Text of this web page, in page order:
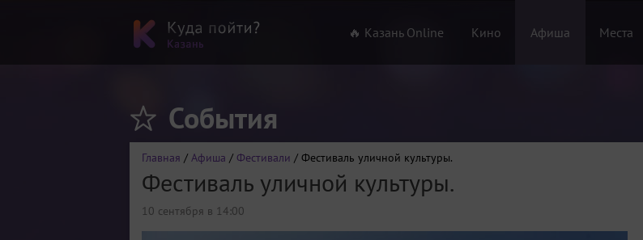
🔥 Казань Online Кино Афиша Места
События
Главная / Афиша / Фестивали / Фестиваль уличной культуры.
Фестиваль уличной культуры.
10 сентября в 14:00